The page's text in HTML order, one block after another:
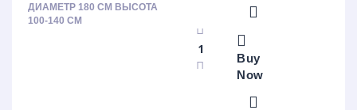
ДИАМЕТР 180 СМ ВЫСОТА
100-140 СМ
Buy
Now